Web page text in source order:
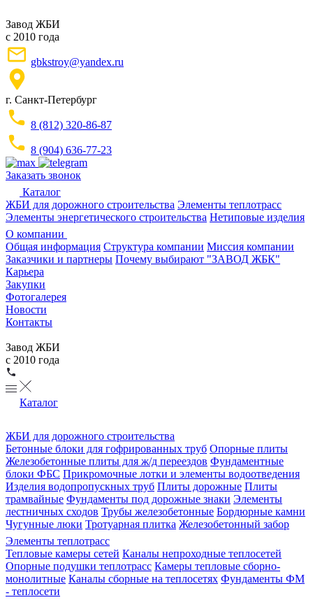
Завод ЖБИ
с 2010 года
gbkstroy@yandex.ru
г. Санкт-Петербург
8 (812) 320-86-87
8 (904) 636-77-23
Заказать звонок
Каталог
ЖБИ для дорожного строительства Элементы теплотрасс
Элементы энергетического строительства Нетиповые изделия
О компании
Общая информация Структура компании Миссия компании
Заказчики и партнеры Почему выбирают "ЗАВОД ЖБК"
Карьера
Закупки
Фотогалерея
Новости
Контакты
Завод ЖБИ
с 2010 года
Каталог
ЖБИ для дорожного строительства
Бетонные блоки для гофрированных труб Опорные плиты
Железобетонные плиты для ж/д переездов Фундаментные
блоки ФБС Прикромочные лотки и элементы водоотведения
Изделия водопропускных труб Плиты дорожные Плиты
трамвайные Фундаменты под дорожные знаки Элементы
лестничных сходов Трубы железобетонные Бордюрные камни
Чугунные люки Тротуарная плитка Железобетонный забор
Элементы теплотрасс
Тепловые камеры сетей Каналы непроходные теплосетей
Опорные подушки теплотрасс Камеры тепловые сборно-
монолитные Каналы сборные на теплосетях Фундаменты ФМ
- теплосети